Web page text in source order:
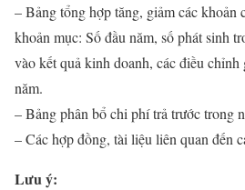
– Bảng tổng hợp tăng, giảm các khoản
khoản mục: Số đầu năm, số phát sinh
vào kết quả kinh doanh, các điều chỉnh
năm.
– Bảng phân bổ chi phí trả trước trong
– Các hợp đồng, tài liệu liên quan đến
Lưu ý: